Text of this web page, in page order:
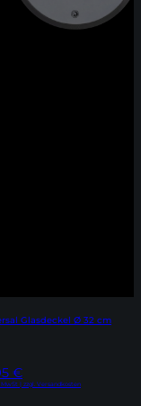
Glasdeckel Ø 32 cm
€
MwSt | zzgl. Versandkosten